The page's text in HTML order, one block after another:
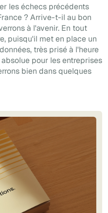
les échecs précédents
? Arrive-t-il au bon
à l'avenir. En tout
puisqu'il met en place un
très prisé à l'heure
pour les entreprises
bien dans quelques